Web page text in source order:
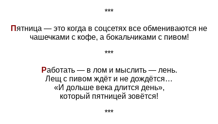
***
П ятница — это когда в соцсетях все обмениваются не
чашечками с кофе, а бокальчиками с пивом!
***
Работать — в лом и мыслить — лень.
Лещ с пивом ждёт и не дождётся…
«И дольше века длится день»,
который пятницей зовётся!
***